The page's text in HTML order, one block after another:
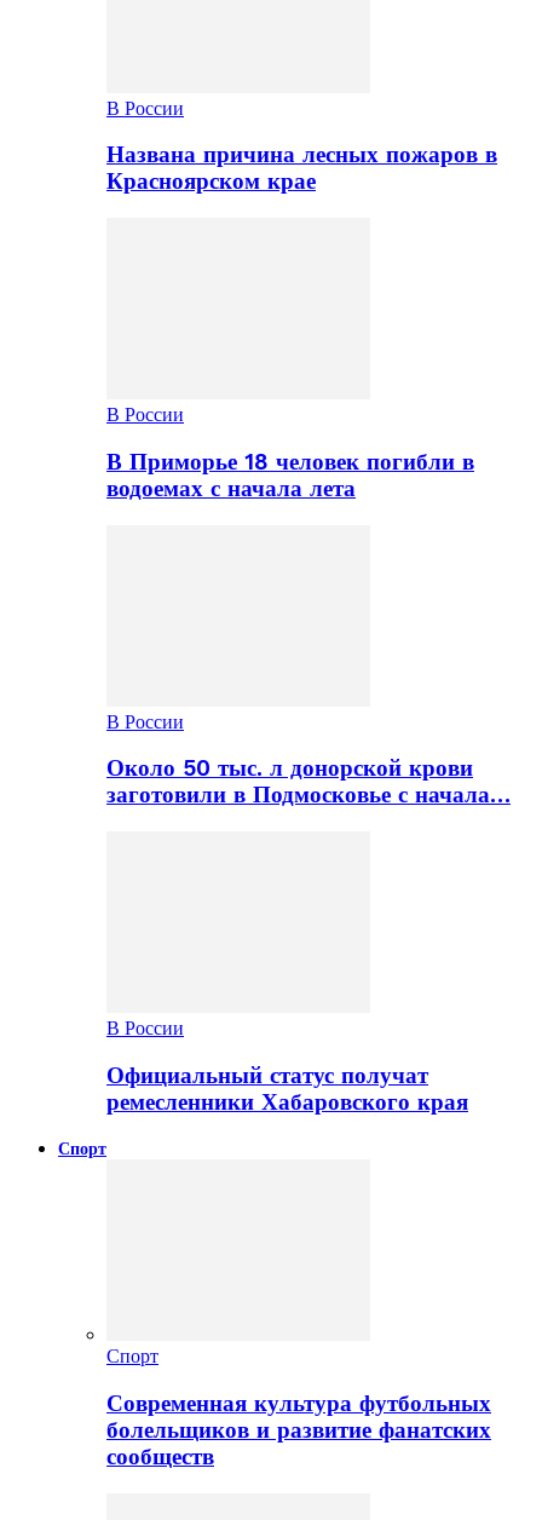
В России
Названа причина лесных пожаров в
Красноярском крае
В России
В Приморье 18 человек погибли в
водоемах с начала лета
В России
Около 50 тыс. л донорской крови
заготовили в Подмосковье с начала…
В России
Официальный статус получат
ремесленники Хабаровского края
Спорт
Спорт
Современная культура футбольных
болельщиков и развитие фанатских
сообществ